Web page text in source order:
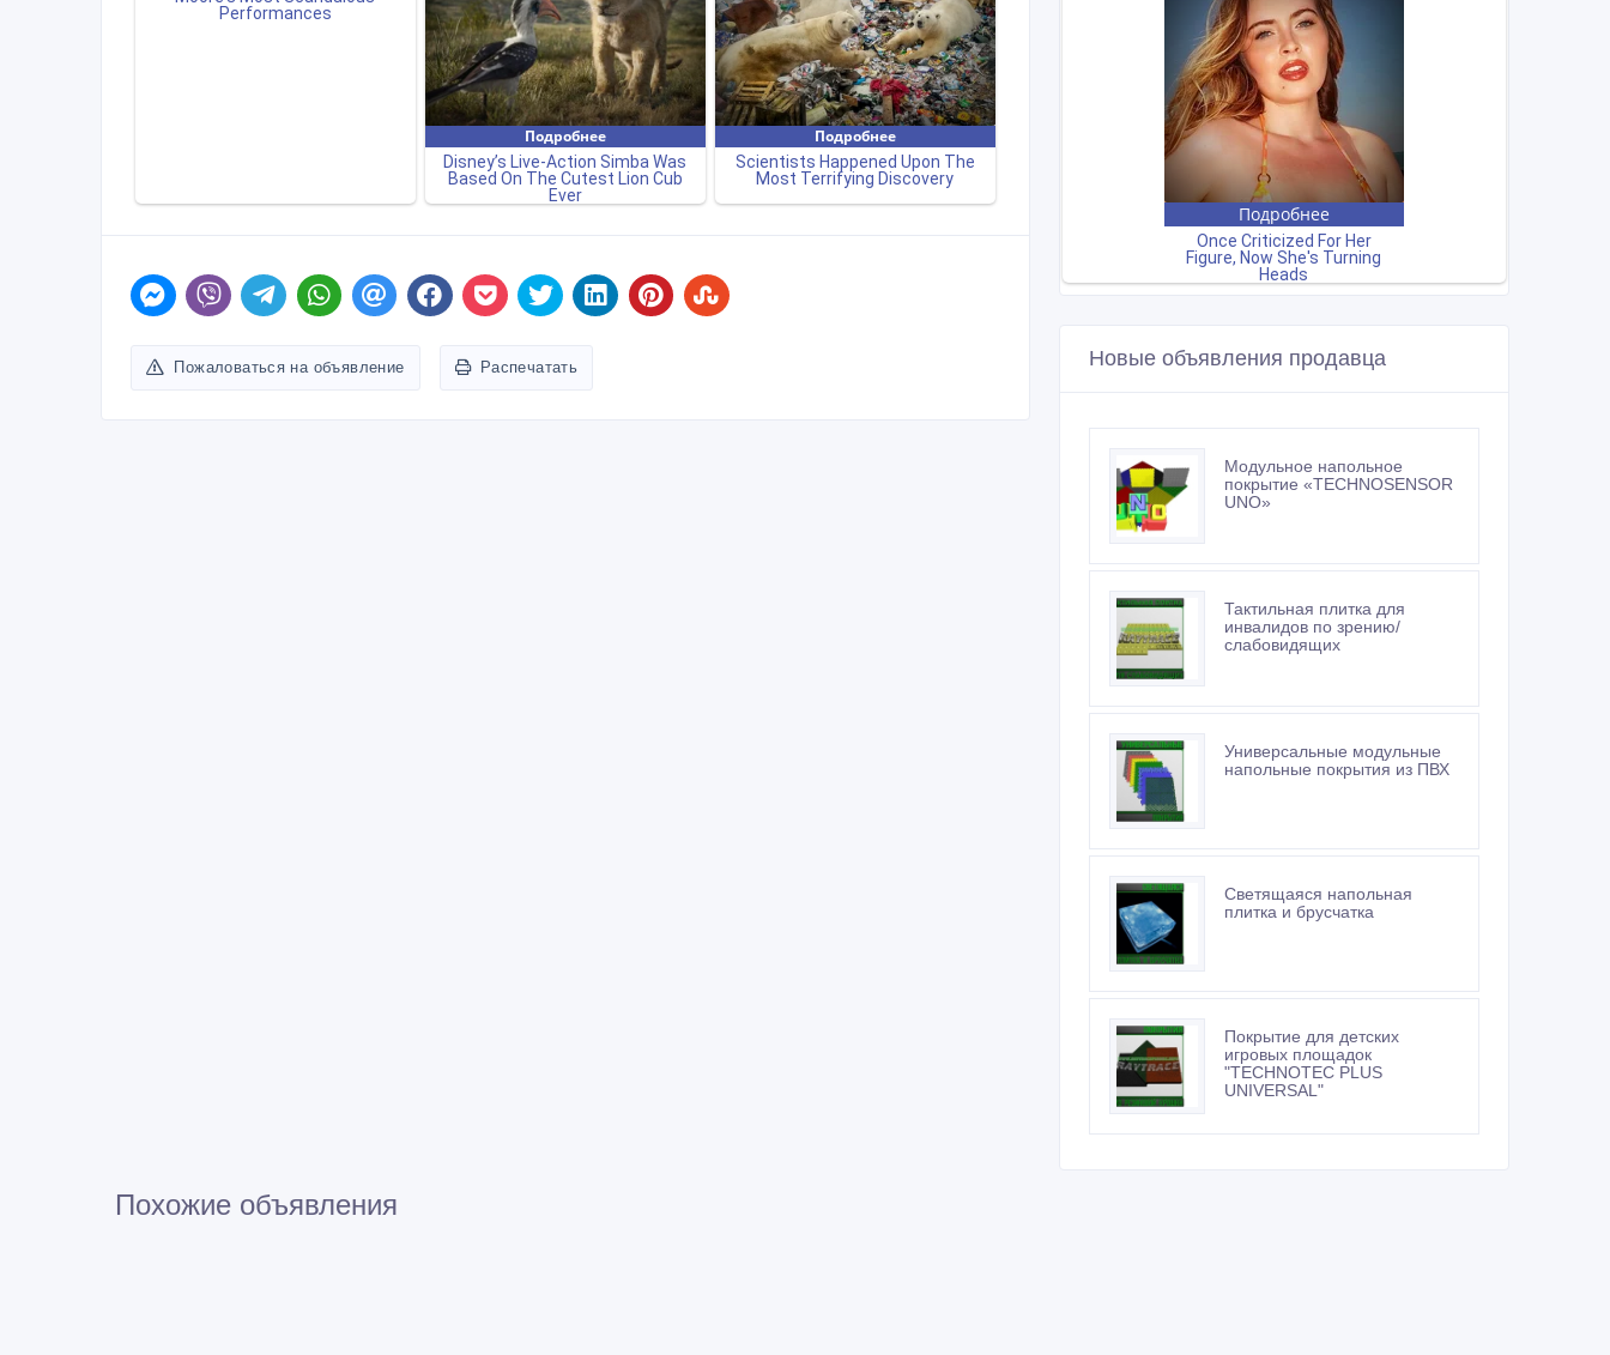
Пожаловаться на объявление Распечатать Новые объявления продавца
Модульное напольное
покрытие «TECHNOSENSOR
UNO»
Тактильная плитка для
инвалидов по зрению/
слабовидящих
Универсальные модульные
напольные покрытия из ПВХ
Светящаяся напольная
плитка и брусчатка
Покрытие для детских
игровых площадок
"TECHNOTEC PLUS
UNIVERSAL"
Похожие объявления